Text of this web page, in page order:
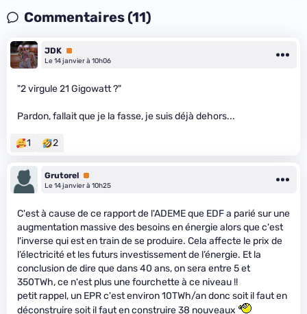
Commentaires (11)
JDK Premium
Le 14 janvier à 10h06
"2 virgule 21 Gigowatt ?"
Pardon, fallait que je la fasse, je suis déjà dehors...
1 2
Grutorel Premium
Le 14 janvier à 10h25
C'est à cause de ce rapport de l'ADEME que EDF a parié sur une
augmentation massive des besoins en énergie alors que c'est
l'inverse qui est en train de se produire. Cela affecte le prix de
l’électricité et les futurs investissement de l’énergie. Et la
conclusion de dire que dans 40 ans, on sera entre 5 et
350TWh, ce n'est plus une fourchette à ce niveau !!
petit rappel, un EPR c'est environ 10TWh/an donc soit il faut en
déconstruire soit il faut en construire 38 nouveaux